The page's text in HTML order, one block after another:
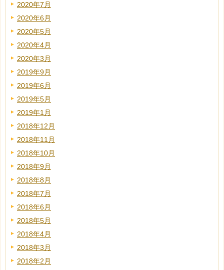
2020年7月
2020年6月
2020年5月
2020年4月
2020年3月
2019年9月
2019年6月
2019年5月
2019年1月
2018年12月
2018年11月
2018年10月
2018年9月
2018年8月
2018年7月
2018年6月
2018年5月
2018年4月
2018年3月
2018年2月